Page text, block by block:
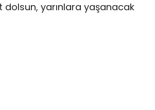
dolsun, yarınlara yaşanacak